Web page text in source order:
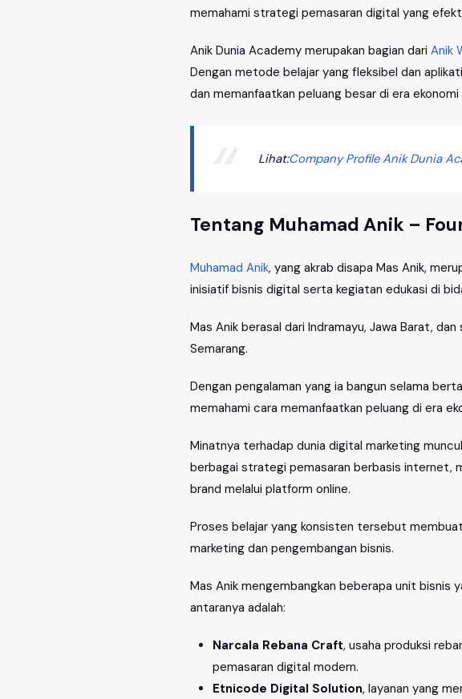
memahami strategi pemasaran digital yang
Anik Dunia Academy merupakan bagian dari Anik
Dengan metode belajar yang fleksibel dan
dan memanfaatkan peluang besar di era
Lihat:Company Profile Anik Dunia
Tentang Muhamad Anik –
Muhamad Anik, yang akrab disapa Mas Anik,
inisiatif bisnis digital serta kegiatan edukasi di
Mas Anik berasal dari Indramayu, Jawa Barat,
Semarang.
Dengan pengalaman yang ia bangun selama
memahami cara memanfaatkan peluang di era
Minatnya terhadap dunia digital marketing
berbagai strategi pemasaran berbasis internet,
brand melalui platform online.
Proses belajar yang konsisten tersebut
marketing dan pengembangan bisnis.
Mas Anik mengembangkan beberapa unit bisnis
antaranya adalah:
Narcala Rebana Craft, usaha produksi
pemasaran digital modern.
Etnicode Digital Solution, layanan yang